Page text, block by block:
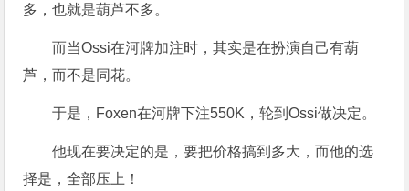
多，也就是葫芦不多。
而当Ossi在河牌加注时，其实是在扮演自己有葫
芦，而不是同花。
于是，Foxen在河牌下注550K，轮到Ossi做决定。
他现在要决定的是，要把价格搞到多大，而他的选
择是，全部压上！